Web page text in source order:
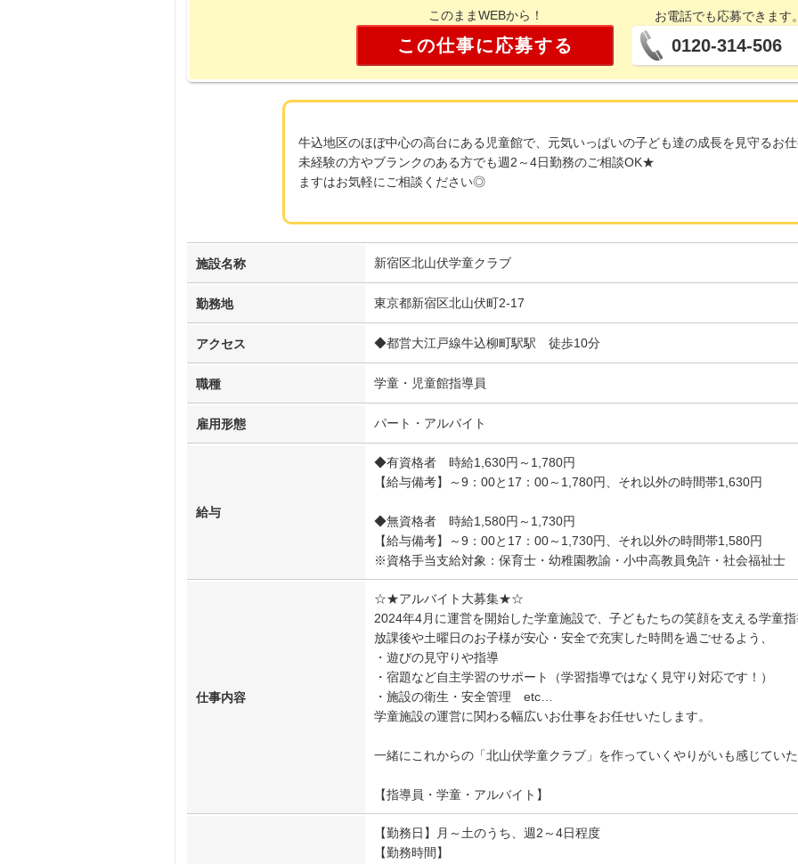
このままWEBから！
この仕事に応募する
お電話でも応募できます。
0120-314-506
牛込地区のほぼ中心の高台にある児童館で、元気いっぱいの子ども達の成長を見守るお仕
未経験の方やブランクのある方でも週2～4日勤務のご相談OK★
ますはお気軽にご相談ください◎
施設名称 新宿区北山伏学童クラブ
勤務地 東京都新宿区北山伏町2-17
アクセス ◆都営大江戸線牛込柳町駅駅 徒歩10分
職種 学童・児童館指導員
雇用形態 パート・アルバイト
給与
◆有資格者 時給1,630円～1,780円
【給与備考】～9：00と17：00～1,780円、それ以外の時間帯1,630円
◆無資格者 時給1,580円～1,730円
【給与備考】～9：00と17：00～1,730円、それ以外の時間帯1,580円
※資格手当支給対象：保育士・幼稚園教諭・小中高教員免許・社会福祉士
仕事内容
☆★アルバイト大募集★☆
2024年4月に運営を開始した学童施設で、子どもたちの笑顔を支える学童指
放課後や土曜日のお子様が安心・安全で充実した時間を過ごせるよう、
・遊びの見守りや指導
・宿題など自主学習のサポート（学習指導ではなく見守り対応です！）
・施設の衛生・安全管理 etc…
学童施設の運営に関わる幅広いお仕事をお任せいたします。
一緒にこれからの「北山伏学童クラブ」を作っていくやりがいも感じてい
【指導員・学童・アルバイト】
【勤務日】月～土のうち、週2～4日程度
【勤務時間】